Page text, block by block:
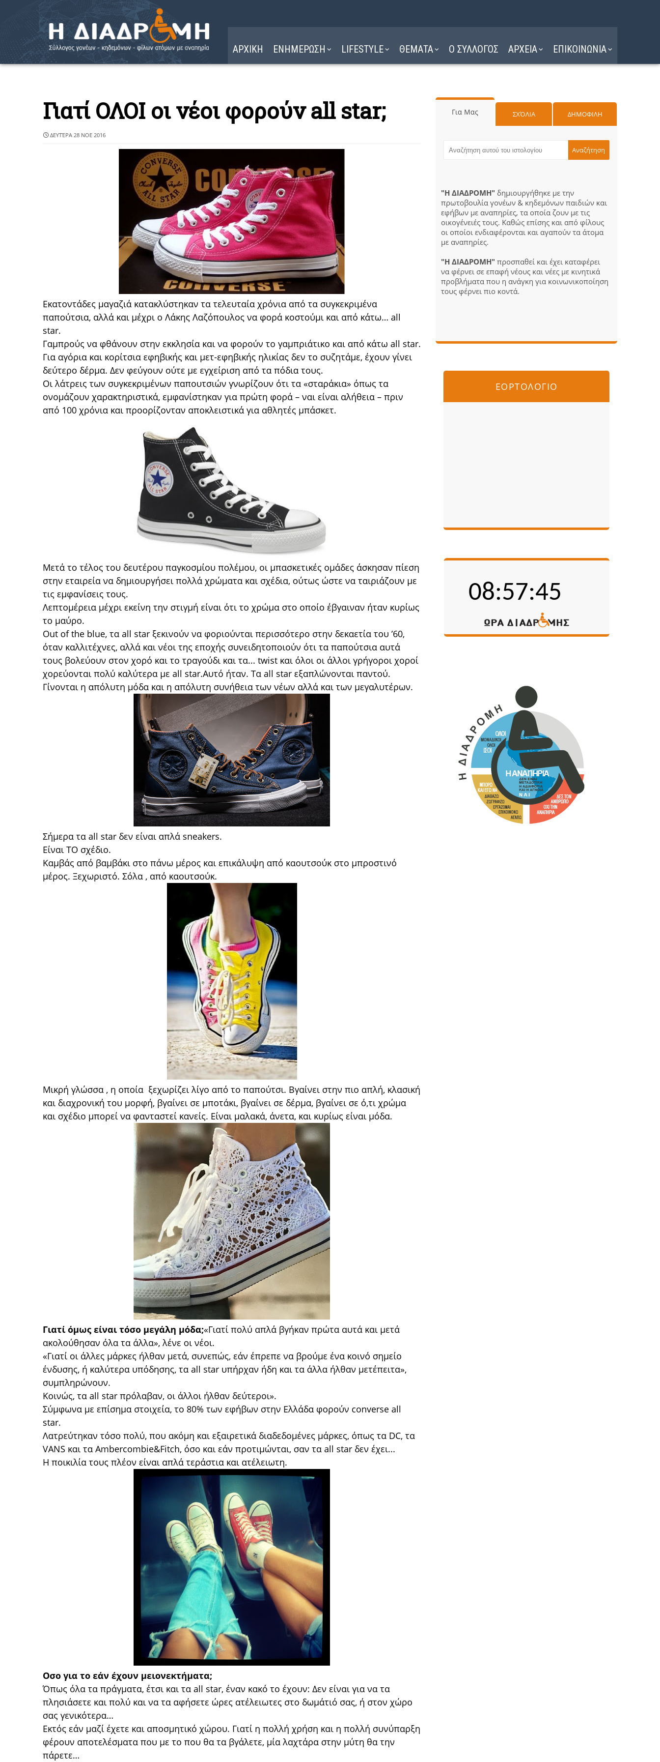
ΑΡΧΙΚΗ ΕΝΗΜΕΡΩΣΗ LIFESTYLE ΘΕΜΑΤΑ Ο ΣΥΛΛΟΓΟΣ ΑΡΧΕΙΑ ΕΠΙΚΟΙΝΩΝΙΑ
Γιατί ΟΛΟΙ οι νέοι φορούν all star;
ΔΕΥΤΈΡΑ 28 ΝΟΕ 2016
Εκατοντάδες μαγαζιά κατακλύστηκαν τα τελευταία χρόνια από τα συγκεκριμένα
παπούτσια, αλλά και μέχρι ο Λάκης Λαζόπουλος να φορά κοστούμι και από κάτω… all
star.
Γαμπρούς να φθάνουν στην εκκλησία και να φορούν το γαμπριάτικο και από κάτω all star.
Για αγόρια και κορίτσια εφηβικής και μετ-εφηβικής ηλικίας δεν το συζητάμε, έχουν γίνει
δεύτερο δέρμα. Δεν φεύγουν ούτε με εγχείριση από τα πόδια τους.
Οι λάτρεις των συγκεκριμένων παπουτσιών γνωρίζουν ότι τα «σταράκια» όπως τα
ονομάζουν χαρακτηριστικά, εμφανίστηκαν για πρώτη φορά – ναι είναι αλήθεια – πριν
από 100 χρόνια και προορίζονταν αποκλειστικά για αθλητές μπάσκετ.
Μετά το τέλος του δευτέρου παγκοσμίου πολέμου, οι μπασκετικές ομάδες άσκησαν πίεση
στην εταιρεία να δημιουργήσει πολλά χρώματα και σχέδια, ούτως ώστε να ταιριάζουν με
τις εμφανίσεις τους.
Λεπτομέρεια μέχρι εκείνη την στιγμή είναι ότι το χρώμα στο οποίο έβγαιναν ήταν κυρίως
το μαύρο.
Out of the blue, τα all star ξεκινούν να φοριούνται περισσότερο στην δεκαετία του ’60,
όταν καλλιτέχνες, αλλά και νέοι της εποχής συνειδητοποιούν ότι τα παπούτσια αυτά
τους βολεύουν στον χορό και το τραγούδι και τα... twist και όλοι οι άλλοι γρήγοροι χοροί
χορεύονται πολύ καλύτερα με all star.Αυτό ήταν. Τα all star εξαπλώνονται παντού.
Γίνονται η απόλυτη μόδα και η απόλυτη συνήθεια των νέων αλλά και των μεγαλυτέρων.
Σήμερα τα all star δεν είναι απλά sneakers.
Είναι ΤΟ σχέδιο.
Καμβάς από βαμβάκι στο πάνω μέρος και επικάλυψη από καουτσούκ στο μπροστινό
μέρος. Ξεχωριστό. Σόλα , από καουτσούκ.
Μικρή γλώσσα , η οποία ξεχωρίζει λίγο από το παπούτσι. Βγαίνει στην πιο απλή, κλασική
και διαχρονική του μορφή, βγαίνει σε μποτάκι, βγαίνει σε δέρμα, βγαίνει σε ό,τι χρώμα
και σχέδιο μπορεί να φανταστεί κανείς. Είναι μαλακά, άνετα, και κυρίως είναι μόδα.
Γιατί όμως είναι τόσο μεγάλη μόδα;«Γιατί πολύ απλά βγήκαν πρώτα αυτά και μετά
ακολούθησαν όλα τα άλλα», λένε οι νέοι.
«Γιατί οι άλλες μάρκες ήλθαν μετά, συνεπώς, εάν έπρεπε να βρούμε ένα κοινό σημείο
ένδυσης, ή καλύτερα υπόδησης, τα all star υπήρχαν ήδη και τα άλλα ήλθαν μετέπειτα»,
συμπληρώνουν.
Κοινώς, τα all star πρόλαβαν, οι άλλοι ήλθαν δεύτεροι».
Σύμφωνα με επίσημα στοιχεία, το 80% των εφήβων στην Ελλάδα φορούν converse all
star.
Λατρεύτηκαν τόσο πολύ, που ακόμη και εξαιρετικά διαδεδομένες μάρκες, όπως τα DC, τα
VANS και τα Ambercombie&Fitch, όσο και εάν προτιμώνται, σαν τα all star δεν έχει...
Η ποικιλία τους πλέον είναι απλά τεράστια και ατέλειωτη.
Οσο για το εάν έχουν μειονεκτήματα;
Όπως όλα τα πράγματα, έτσι και τα all star, έναν κακό το έχουν: Δεν είναι για να τα
πλησιάσετε και πολύ και να τα αφήσετε ώρες ατέλειωτες στο δωμάτιό σας, ή στον χώρο
σας γενικότερα…
Εκτός εάν μαζί έχετε και αποσμητικό χώρου. Γιατί η πολλή χρήση και η πολλή συνύπαρξη
φέρουν αποτελέσματα που με το που θα τα βγάλετε, μία λαχτάρα στην μύτη θα την
πάρετε…
Για Μας ΣΧΌΛΙΑ ΔΗΜΟΦΙΛΗ
"Η ΔΙΑΔΡΟΜΗ" δημιουργήθηκε με την
πρωτοβουλία γονέων & κηδεμόνων παιδιών και
εφήβων με αναπηρίες, τα οποία ζουν με τις
οικογένειές τους. Καθώς επίσης και από φίλους
οι οποίοι ενδιαφέρονται και αγαπούν τα άτομα
με αναπηρίες.
"Η ΔΙΑΔΡΟΜΗ" προσπαθεί και έχει καταφέρει
να φέρνει σε επαφή νέους και νέες με κινητικά
προβλήματα που η ανάγκη για κοινωνικοποίηση
τους φέρνει πιο κοντά.
ΕΟΡΤΟΛΟΓΙΟ